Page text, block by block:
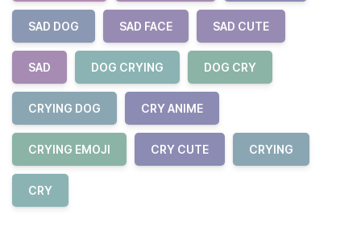
SAD DOG SAD FACE SAD CUTE
SAD DOG CRYING DOG CRY
CRYING DOG CRY ANIME
CRYING EMOJI CRY CUTE CRYING
CRY